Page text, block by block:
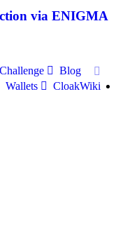
via ENIGMA
Blog
Wallets CloakWiki